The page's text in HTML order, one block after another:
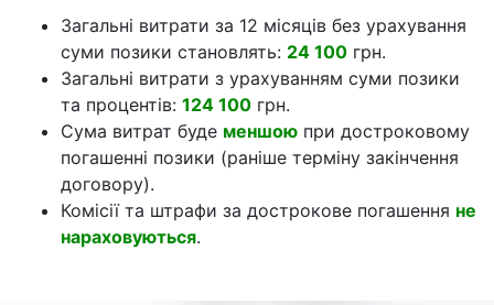
Термін сплати позики: 12місяців;
Витрати для оформлення позики
Послуги нотаріуса:
Договір іпотеки:0,1%від вартості застави +
2500грн.
Договір позики:
грн.